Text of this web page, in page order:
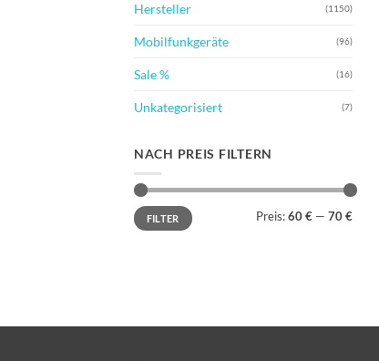
Hersteller (1150)
Mobilfunkgeräte (96)
Sale % (16)
Unkategorisiert (7)
NACH PREIS FILTERN
Min.
Preis
Max.
PreisFILTER Preis: 60 € — 70 €